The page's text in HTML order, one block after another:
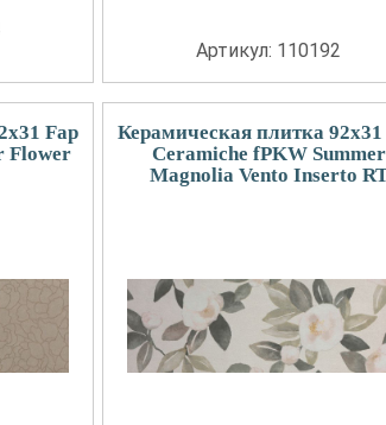
Артикул: 110192
Fap
Flower
Керамическая плитка 92x31
Ceramiche fPKW Summer
Magnolia Vento Inserto